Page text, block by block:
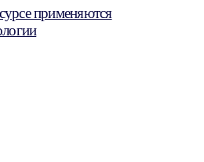
применяются